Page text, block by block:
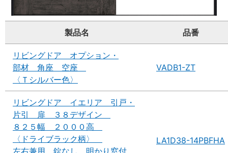
製品名 品番
リビングドア オプション・
部材 角座 空座
〈Ｔシルバー色〉
VADB1-ZT
リビングドア イエリア 引戸・
片引 扉 ３８デザイン
８２５幅 ２０００高
〈ドライブラック柄〉
左右兼用 錠なし 明かり窓付
LA1D38-14PBFHA